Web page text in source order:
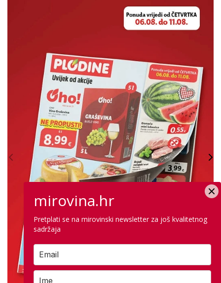
mirovina.hr
Pretplati se na mirovinski newsletter za još kvalitetnog
sadržaja